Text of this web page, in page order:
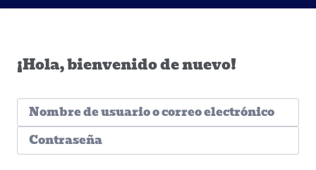
¡Hola, bienvenido de nuevo!